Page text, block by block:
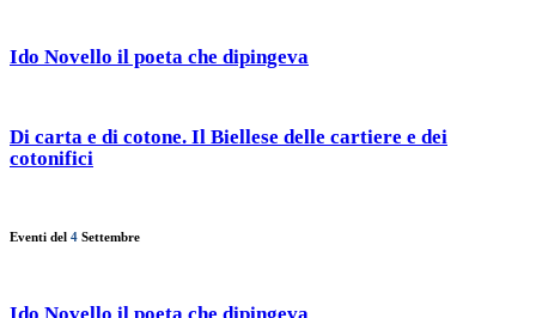
Ido Novello il poeta che dipingeva
Di carta e di cotone. Il Biellese delle cartiere e dei
cotonifici
Eventi del 4 Settembre
Ido Novello il poeta che dipingeva